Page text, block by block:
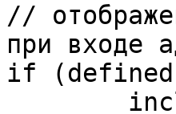
//
при входе
if (defined(